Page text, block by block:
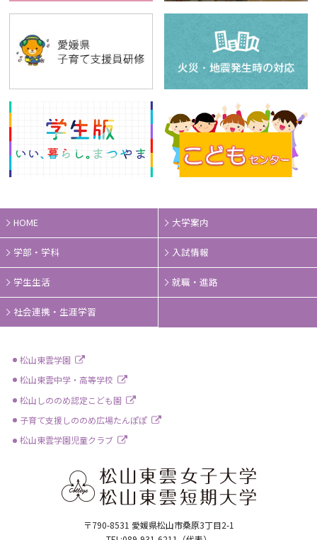
HOME 大学案内
学部・学科 入試情報
学生生活 就職・進路
社会連携・生涯学習
松山東雲学園
松山東雲中学・高等学校
松山しののめ認定こども園
子育て支援しののめ広場たんぽぽ
松山東雲学園児童クラブ
〒790-8531 愛媛県松山市桑原3丁目2-1